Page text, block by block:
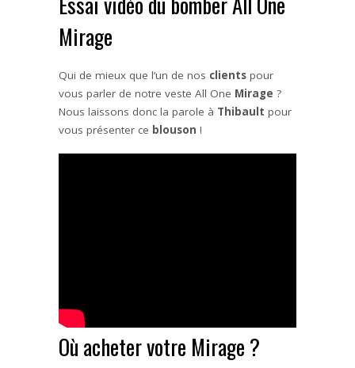
Mirage
Qui de mieux que l’un de nos clients pour
vous parler de notre veste All One Mirage ?
Nous laissons donc la parole à Thibault pour
vous présenter ce blouson !
Où acheter votre Mirage ?